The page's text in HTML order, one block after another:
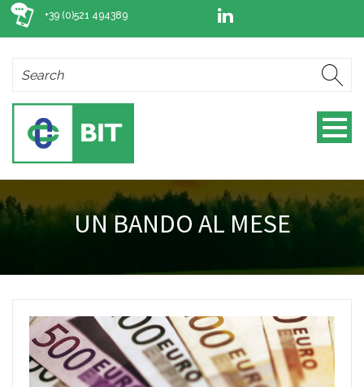
+39 (0)521 494389
UN BANDO AL MESE